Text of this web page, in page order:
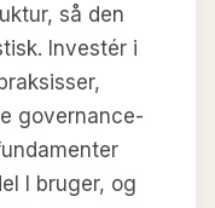
så den
Investér i
governance-
I bruger, og